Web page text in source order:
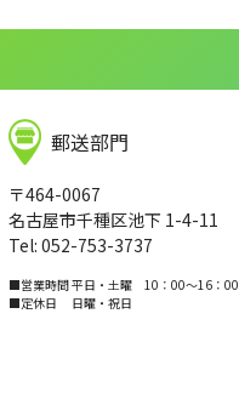
郵送部門
〒464-0067
名古屋市千種区池下 1-4-11
Tel: 052-753-3737
■営業時間 平日・土曜 10：00～16：00
■定休日 日曜・祝日